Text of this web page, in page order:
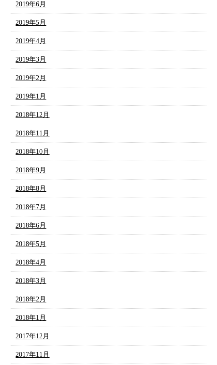
2019年6月
2019年5月
2019年4月
2019年3月
2019年2月
2019年1月
2018年12月
2018年11月
2018年10月
2018年9月
2018年8月
2018年7月
2018年6月
2018年5月
2018年4月
2018年3月
2018年2月
2018年1月
2017年12月
2017年11月